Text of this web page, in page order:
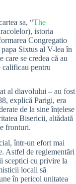
sa, “The
istoria
Congregatio
Sixtus al V-lea în
care se credea că au
pentru
al diavolului – au fost
explică Parigi, era
de la sine înțelese
Bisericii, altădată
fronturi.
într-un efort mai
Astfel de reglementări
sceptici cu privire la
locali să
în pericol unitatea